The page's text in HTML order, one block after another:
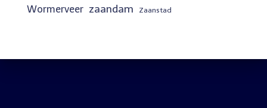
Wormerveer zaandam Zaanstad